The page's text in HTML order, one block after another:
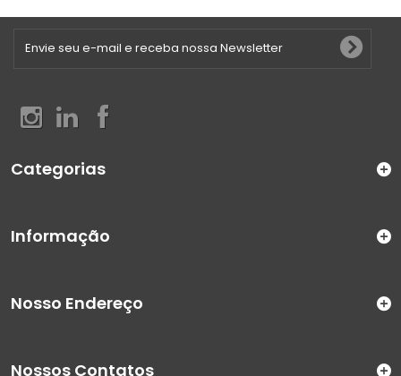
Categorias
Informação
Nosso Endereço
Nossos Contatos